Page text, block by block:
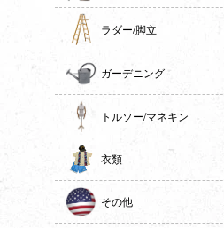
ラダー/脚立
ガーデニング
トルソー/マネキン
衣類
その他